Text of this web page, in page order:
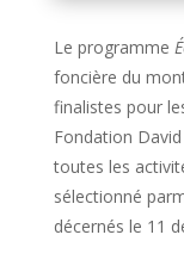
Le programme
foncière du
finalistes pour
Fondation
toutes les
sélectionné
décernés le 11